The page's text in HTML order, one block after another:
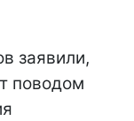
заявили,
поводом